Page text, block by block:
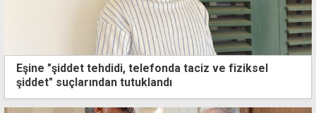
Eşine "şiddet tehdidi, telefonda taciz ve fiziksel
şiddet" suçlarından tutuklandı